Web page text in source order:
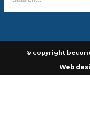
© copyright
Web